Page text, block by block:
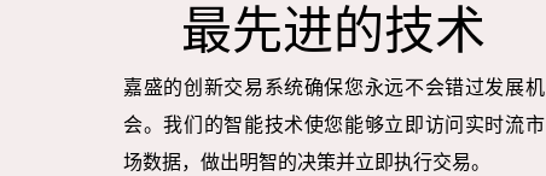
最先进的技术
嘉盛的创新交易系统确保您永远不会错过发展机
会。我们的智能技术使您能够立即访问实时流市
场数据，做出明智的决策并立即执行交易。